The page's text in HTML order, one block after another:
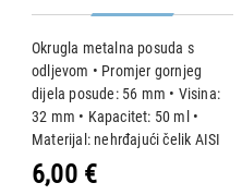
Okrugla metalna posuda s
odljevom • Promjer gornjeg
dijela posude: 56 mm • Visina:
32 mm • Kapacitet: 50 ml •
Materijal: nehrđajući čelik AISI
304 Mogućnost sterilizacije u
autoklavu na 121 °C.
6,00 €